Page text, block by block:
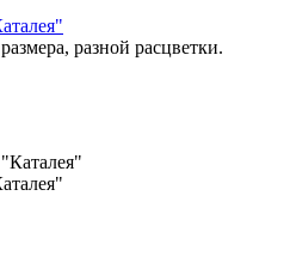
разной расцветки.